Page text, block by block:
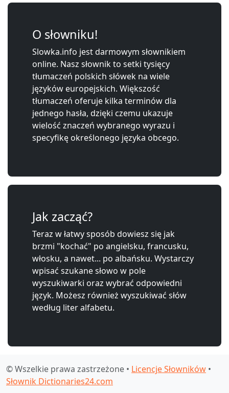
O słowniku!
Slowka.info jest darmowym słownikiem
online. Nasz słownik to setki tysięcy
tłumaczeń polskich słówek na wiele
języków europejskich. Większość
tłumaczeń oferuje kilka terminów dla
jednego hasła, dzięki czemu ukazuje
wielość znaczeń wybranego wyrazu i
specyfikę określonego języka obcego.
Jak zacząć?
Teraz w łatwy sposób dowiesz się jak
brzmi "kochać" po angielsku, francusku,
włosku, a nawet... po albańsku. Wystarczy
wpisać szukane słowo w pole
wyszukiwarki oraz wybrać odpowiedni
język. Możesz również wyszukiwać słów
według liter alfabetu.
© Wszelkie prawa zastrzeżone • Licencje Słowników •
Słownik Dictionaries24.com